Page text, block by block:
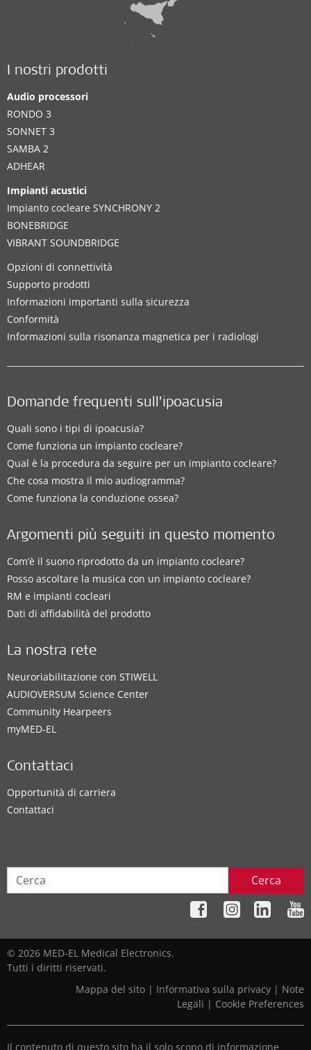
I nostri prodotti
Audio processori
RONDO 3
SONNET 3
SAMBA 2
ADHEAR
Impianti acustici
Impianto cocleare SYNCHRONY 2
BONEBRIDGE
VIBRANT SOUNDBRIDGE
Opzioni di connettività
Supporto prodotti
Informazioni importanti sulla sicurezza
Conformità
Informazioni sulla risonanza magnetica per i radiologi
Domande frequenti sull’ipoacusia
Quali sono i tipi di ipoacusia?
Come funziona un impianto cocleare?
Qual è la procedura da seguire per un impianto cocleare?
Che cosa mostra il mio audiogramma?
Come funziona la conduzione ossea?
Argomenti più seguiti in questo momento
Com’è il suono riprodotto da un impianto cocleare?
Posso ascoltare la musica con un impianto cocleare?
RM e impianti cocleari
Dati di affidabilità del prodotto
La nostra rete
Neuroriabilitazione con STIWELL
AUDIOVERSUM Science Center
Community Hearpeers
myMED‑EL
Contattaci
Opportunità di carriera
Contattaci
Cerca
© 2026 MED-EL Medical Electronics.
Tutti i diritti riservati.
Mappa del sito | Informativa sulla privacy | Note
Legali | Cookie Preferences
Il contenuto di questo sito ha il solo scopo di informazione